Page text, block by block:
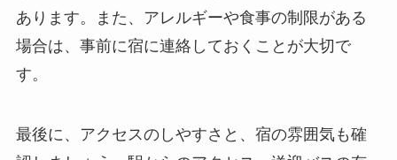
あります。また、アレルギーや食事の制限がある
場合は、事前に宿に連絡しておくことが大切で
す。
最後に、アクセスのしやすさと、宿の雰囲気も確